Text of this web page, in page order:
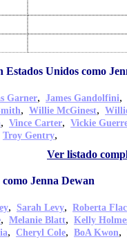
Estados Unidos como
Garner, James Gandolfini,
, Willie McGinest,
, Vince Carter, Vickie
Troy Gentry,
Ver listado
Jenna Dewan
, Sarah Levy, Roberta
, Melanie Blatt, Kelly
, Cheryl Cole, BoA Kwon,